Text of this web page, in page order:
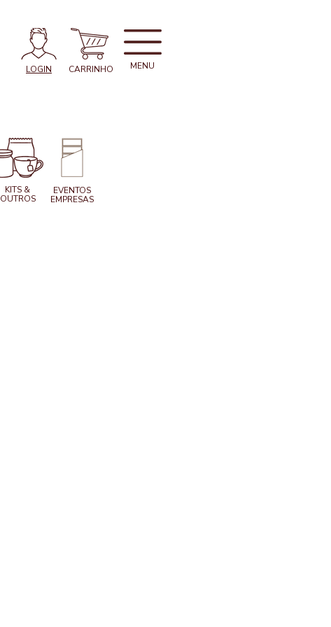
LOGIN CARRINHO MENU
KITS &
OUTROS
EVENTOS
EMPRESAS